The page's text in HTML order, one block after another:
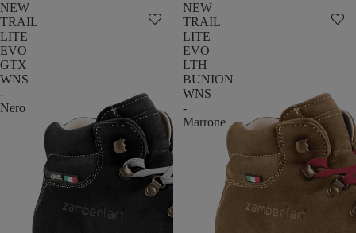
NEW
TRAIL
LITE
EVO
GTX
WNS
-
Nero
NEW
TRAIL
LITE
EVO
LTH
BUNION
WNS
-
Marrone